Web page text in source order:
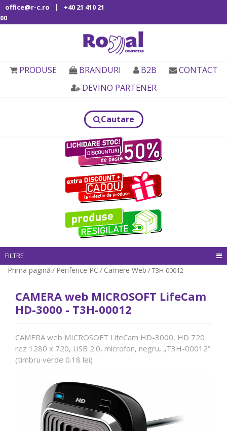
office@r-c.ro |
+40 21 410 21
00
PRODUSE BRANDURI B2B
CONTACT
DEVINO PARTENER
Cautare
FILTRE
Prima pagină / Periferice PC / Camere Web / T3H-00012
CAMERA web MICROSOFT LifeCam
HD-3000 - T3H-00012
CAMERA web MICROSOFT LifeCam HD-3000, HD 720
rez 1280 x 720, USB 2.0, microfon, negru, „T3H-00012”
(timbru verde 0.18 lei)